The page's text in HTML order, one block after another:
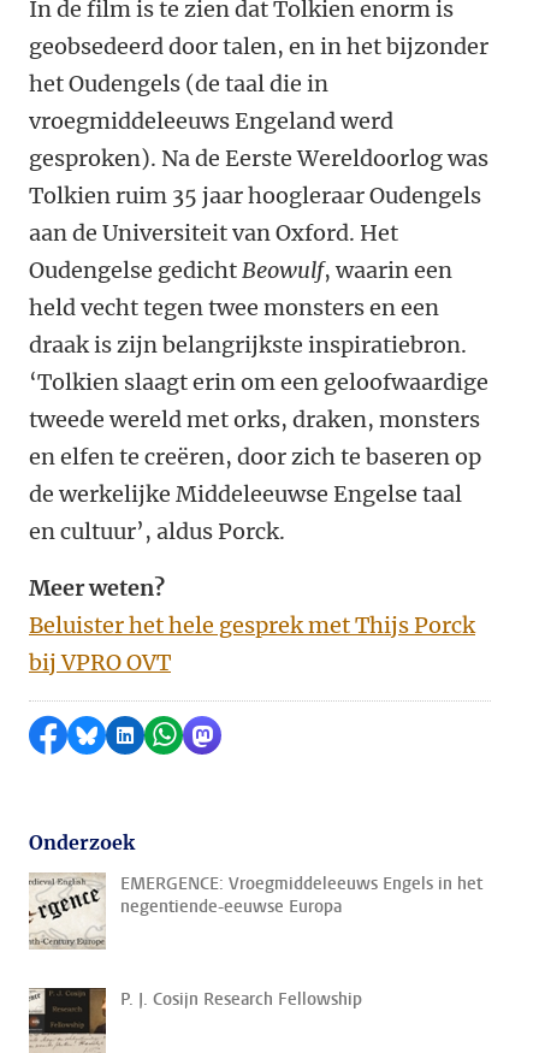
In de film is te zien dat Tolkien enorm is
geobsedeerd door talen, en in het bijzonder
het Oudengels (de taal die in
vroegmiddeleeuws Engeland werd
gesproken). Na de Eerste Wereldoorlog was
Tolkien ruim 35 jaar hoogleraar Oudengels
aan de Universiteit van Oxford. Het
Oudengelse gedichtBeowulf, waarin een
held vecht tegen twee monsters en een
draak is zijn belangrijkste inspiratiebron.
‘Tolkien slaagt erin om een geloofwaardige
tweede wereld met orks, draken, monsters
en elfen te creëren, door zich te baseren op
de werkelijke Middeleeuwse Engelse taal
en cultuur’, aldus Porck.
Meer weten?
Beluister het hele gesprek met Thijs Porck
bij VPRO OVT
Delen op Facebook
Delen via Bluesky
Delen op LinkedIn
Delen via WhatsApp
Delen via Mastodon
Onderzoek
EMERGENCE: Vroegmiddeleeuws Engels in het
negentiende-eeuwse Europa
P. J. Cosijn Research Fellowship